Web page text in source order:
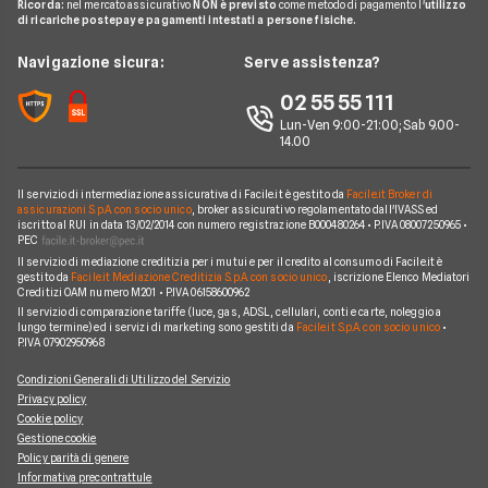
Noleggio Lungo Termine
News
Chi siamo
Perché scegliere Facile.it
Mappa del sito
Assicurazione Avvocati
Assicurazione Infortuni
Assicurazione Autocarro
Preventivo Assicurazione Viaggio
Allianz Direct
Linear
Prima.it
Quixa
UnipolSai
Allianz
Compagnie e intermediari
Domande Assicurazioni
Glossario Assicurativo
Notizie Assicurazioni
Ricorda: nel mercato assicurativo NON è previsto come metodo di pagamento l'utilizzo
di ricariche postepay e pagamenti intestati a persone fisiche.
Navigazione sicura: Serve assistenza?
02 55 55 111
Lun-Ven 9:00-21:00; Sab 9.00-
14.00
Il servizio di intermediazione assicurativa di Facile.it è gestito da Facile.it Broker di
assicurazioni S.p.A. con socio unico, broker assicurativo regolamentato dall'IVASS ed
iscritto al RUI in data 13/02/2014 con numero registrazione B000480264 • P.IVA 08007250965 •
PEC
Il servizio di mediazione creditizia per i mutui e per il credito al consumo di Facile.it è
gestito da Facile.it Mediazione Creditizia S.p.A. con socio unico , iscrizione Elenco Mediatori
Creditizi OAM numero M201 • P.IVA 06158600962
Il servizio di comparazione tariffe (luce, gas, ADSL, cellulari, conti e carte, noleggio a
lungo termine) ed i servizi di marketing sono gestiti da Facile.it S.p.A. con socio unico•
P.IVA 07902950968
Condizioni Generali di Utilizzo del Servizio
Privacy policy
Cookie policy
Gestione cookie
Policy parità di genere
Informativa precontrattule